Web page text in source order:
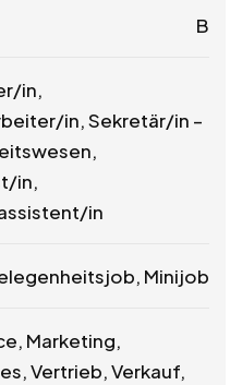
B
in,
in, Sekretär/in –
in,
in
Minijob
Marketing,
Vertrieb, Verkauf,